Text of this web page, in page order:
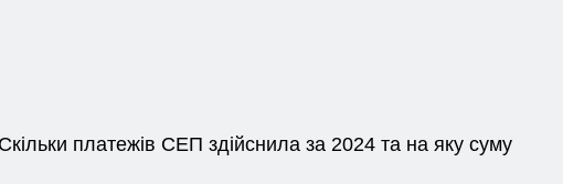
Скільки платежів СЕП здійснила за 2024 та на яку суму